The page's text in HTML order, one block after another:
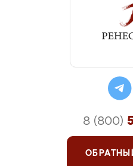
8 (800)